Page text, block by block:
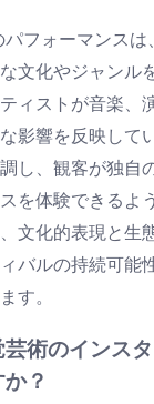
フォーマンス
文化やジャンル
ィストが音楽、
影響を反映して
し、観客が独自
を体験できるよ
文化的表現と生
バルの持続可能
す。
芸術のインス
？